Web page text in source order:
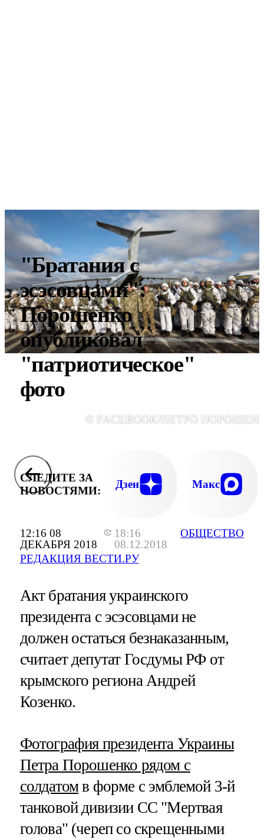
12:16 08
ДЕКАБРЯ 2018
18:16
08.12.2018
РЕДАКЦИЯ ВЕСТИ.РУ
ОБЩЕСТВО
"Братания с
эсэсовцами":
Порошенко
опубликовал
"патриотическое"
фото
© FACEBOOK/ПЕТРО
СЛЕДИТЕ ЗА
НОВОСТЯМИ:
Дзен Макс
Акт братания украинского
президента с эсэсовцами не
должен остаться безнаказанным,
считает депутат Госдумы РФ от
крымского региона Андрей
Козенко.
Фотография президента Украины
Петра Порошенко рядом с
солдатомв форме с эмблемой 3-й
танковой дивизии СС "Мертвая
голова" (череп со скрещенными